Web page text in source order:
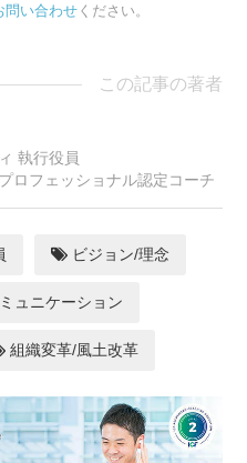
問い合わせ ください。
この記事の著者
執行役員
ロフェッショナル認定コーチ
ビジョン/理念
ュニケーション
組織変革/風土改革